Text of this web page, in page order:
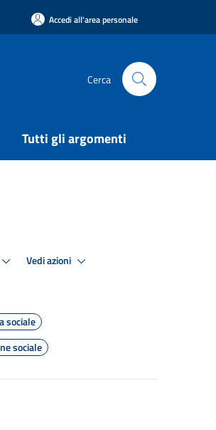
Accedi all'area personale
Cerca
Tutti gli argomenti
Vedi azioni
sociale
sociale